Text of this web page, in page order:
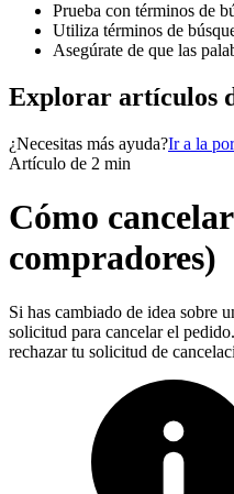
Prueba con términos de
Utiliza términos de
Asegúrate de que las
Explorar artículos
¿Necesitas más ayuda?Ir a la
Artículo de 2 min
Cómo
compradores)
Si has cambiado de idea sobre
solicitud para cancelar el
rechazar tu solicitud de